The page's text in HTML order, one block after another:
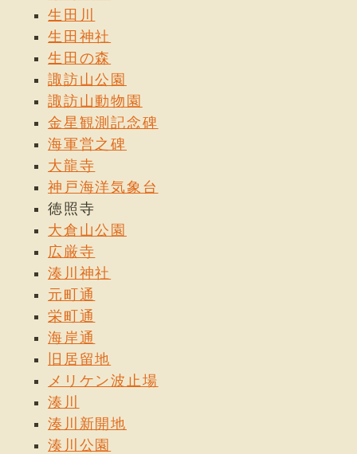
生田川
生田神社
生田の森
諏訪山公園
諏訪山動物園
金星観測記念碑
海軍営之碑
大龍寺
神戸海洋気象台
徳照寺
大倉山公園
広厳寺
湊川神社
元町通
栄町通
海岸通
旧居留地
メリケン波止場
湊川
湊川新開地
湊川公園